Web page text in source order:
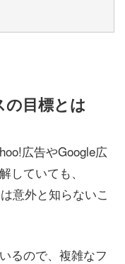
目標とは
広告やGoogle広
していても、
意外と知らないこ
るので、複雑なフ